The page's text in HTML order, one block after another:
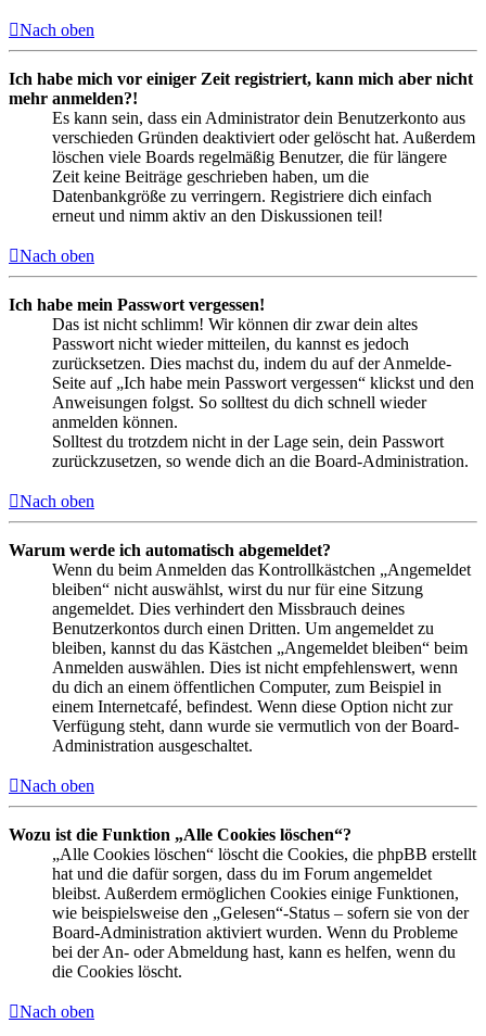
Nach oben
Ich habe mich vor einiger Zeit registriert, kann mich aber nicht
mehr anmelden?!
Es kann sein, dass ein Administrator dein Benutzerkonto aus
verschieden Gründen deaktiviert oder gelöscht hat. Außerdem
löschen viele Boards regelmäßig Benutzer, die für längere
Zeit keine Beiträge geschrieben haben, um die
Datenbankgröße zu verringern. Registriere dich einfach
erneut und nimm aktiv an den Diskussionen teil!
Nach oben
Ich habe mein Passwort vergessen!
Das ist nicht schlimm! Wir können dir zwar dein altes
Passwort nicht wieder mitteilen, du kannst es jedoch
zurücksetzen. Dies machst du, indem du auf der Anmelde-
Seite auf „Ich habe mein Passwort vergessen“ klickst und den
Anweisungen folgst. So solltest du dich schnell wieder
anmelden können.
Solltest du trotzdem nicht in der Lage sein, dein Passwort
zurückzusetzen, so wende dich an die Board-Administration.
Nach oben
Warum werde ich automatisch abgemeldet?
Wenn du beim Anmelden das Kontrollkästchen „Angemeldet
bleiben“ nicht auswählst, wirst du nur für eine Sitzung
angemeldet. Dies verhindert den Missbrauch deines
Benutzerkontos durch einen Dritten. Um angemeldet zu
bleiben, kannst du das Kästchen „Angemeldet bleiben“ beim
Anmelden auswählen. Dies ist nicht empfehlenswert, wenn
du dich an einem öffentlichen Computer, zum Beispiel in
einem Internetcafé, befindest. Wenn diese Option nicht zur
Verfügung steht, dann wurde sie vermutlich von der Board-
Administration ausgeschaltet.
Nach oben
Wozu ist die Funktion „Alle Cookies löschen“?
„Alle Cookies löschen“ löscht die Cookies, die phpBB erstellt
hat und die dafür sorgen, dass du im Forum angemeldet
bleibst. Außerdem ermöglichen Cookies einige Funktionen,
wie beispielsweise den „Gelesen“-Status – sofern sie von der
Board-Administration aktiviert wurden. Wenn du Probleme
bei der An- oder Abmeldung hast, kann es helfen, wenn du
die Cookies löscht.
Nach oben